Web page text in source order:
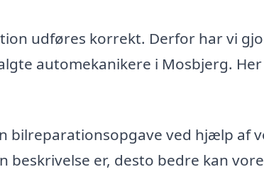
udføres korrekt. Derfor har vi
automekanikere i Mosbjerg. Her
bilreparationsopgave ved hjælp af
er, desto bedre kan